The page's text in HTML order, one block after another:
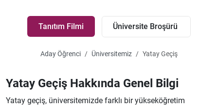
Tanıtım Filmi Üniversite Broşürü
Aday Öğrenci Üniversitemiz Yatay Geçiş
Yatay Geçiş Hakkında Genel Bilgi
Yatay geçiş, üniversitemizde farklı bir yükseköğretim